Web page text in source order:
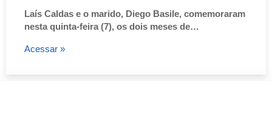
Laís Caldas e o marido, Diego Basile, comemoraram
nesta quinta-feira (7), os dois meses de…
Acessar »